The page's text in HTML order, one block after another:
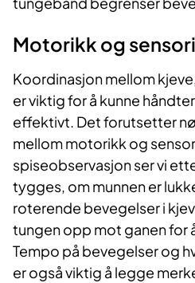
Motorikk og
Koordinasjon mellom
er viktig for å kunne
effektivt. Det forutsetter
mellom motorikk og
spiseobservasjon ser vi
tygges, om munnen er
roterende bevegelser i
tungen opp mot ganen for
Tempo på bevegelser og
er også viktig å legge